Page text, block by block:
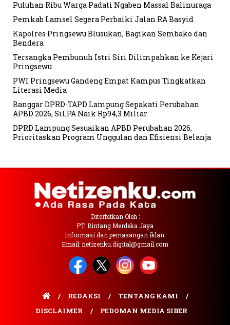
Puluhan Ribu Warga Padati Ngaben Massal Balinuraga
Pemkab Lamsel Segera Perbaiki Jalan RA Basyid
Kapolres Pringsewu Blusukan, Bagikan Sembako dan
Bendera
Tersangka Pembunuh Istri Siri Dilimpahkan ke Kejari
Pringsewu
PWI Pringsewu Gandeng Empat Kampus Tingkatkan
Literasi Media
Banggar DPRD-TAPD Lampung Sepakati Perubahan
APBD 2026, SiLPA Naik Rp94,3 Miliar
DPRD Lampung Sesuaikan APBD Perubahan 2026,
Prioritaskan Program Unggulan dan Efisiensi Belanja
Diterbitkan Oleh :
PT. Bintang Merdeka Jaya
Informasi dan pemasangan iklan:
Email: netizenku.digital@gmail.com
REDAKSI
TENTANG KAMI
DISCLAIMER
PEDOMAN MEDIA SIBER